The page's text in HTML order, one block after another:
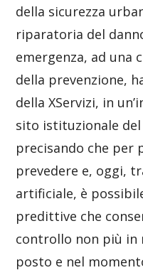
della sicurezza
riparatoria del
emergenza, ad una
della prevenzione,
della XServizi, in
sito istituzionale del
precisando che per
prevedere e, oggi,
artificiale, è
predittive che
controllo non più in
posto e nel